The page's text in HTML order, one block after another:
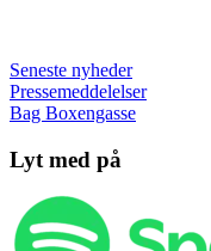
Seneste nyheder
Pressemeddelelser
Bag Boxengasse
Lyt med på